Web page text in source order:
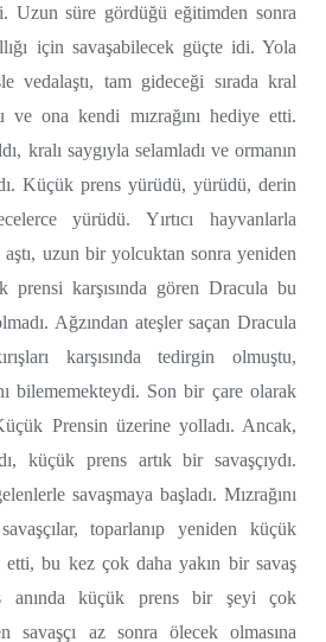
Uzun süre gördüğü eğitimden sonra
için savaşabilecek güçte idi. Yola
vedalaştı, tam gideceği sırada kral
ona kendi mızrağını hediye etti.
kralı saygıyla selamladı ve ormanın
Küçük prens yürüdü, yürüdü, derin
yürüdü. Yırtıcı hayvanlarla
aştı, uzun bir yolcuktan sonra yeniden
prensi karşısında gören Dracula bu
Ağzından ateşler saçan Dracula
karşısında tedirgin olmuştu,
bilememekteydi. Son bir çare olarak
Prensin üzerine yolladı. Ancak,
küçük prens artık bir savaşçıydı.
savaşmaya başladı. Mızrağını
toparlanıp yeniden küçük
etti, bu kez çok daha yakın bir savaş
anında küçük prens bir şeyi çok
savaşçı az sonra ölecek olmasına